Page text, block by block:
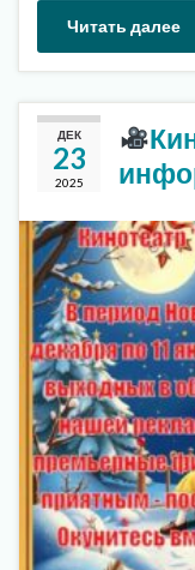
Читать далее
ДЕК
23
2025